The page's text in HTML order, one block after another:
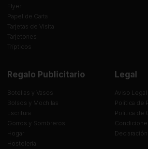
Flyer
Papel de Carta
Tarjetas de Visita
Tarjetones
Trípticos
Regalo Publicitario
Botellas y Vasos
Bolsos y Mochilas
Escritura
Gorros y Sombreros
Hogar
Hostelería
Legal
Aviso Legal
Política de
Política de